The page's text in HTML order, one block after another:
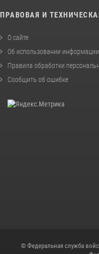
ПРАВОВАЯ И
О сайте
Об использовании
Правила обработки
Сообщить об ошибке
© Федеральная служба